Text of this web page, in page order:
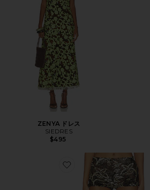
ZENYA ドレス
SIEDRES
$495
Favorite AFRA ショートパンツ